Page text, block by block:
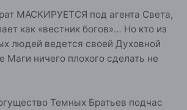
МАСКИРУЕТСЯ под агента Света,
как «вестник богов»… Но кто из
людей ведется своей Духовной
ничего плохого сделать не
Темных Братьев подчас